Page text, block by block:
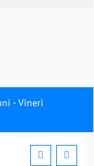
- Vineri